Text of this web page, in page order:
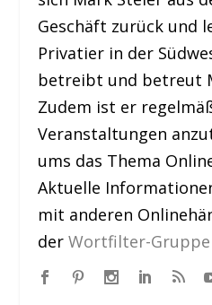
Geschäft zurück und
Privatier in der
betreibt und betreut
Zudem ist er
Veranstaltungen
ums das Thema
Aktuelle
mit anderen
derWortfilter-Gruppe